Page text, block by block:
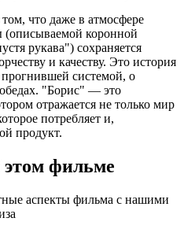
что даже в атмосфере
(описываемой коронной
рукава") сохраняется
и качеству. Это история
прогнившей системой, о
"Борис" — это
отражается не только мир
потребляет и,
продукт.
этом фильме
аспекты фильма с нашими